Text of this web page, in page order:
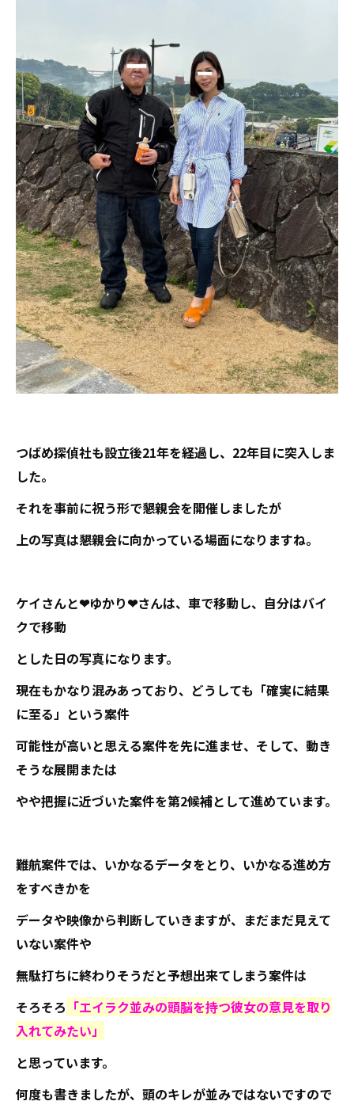
つばめ探偵社も設立後21年を経過し、22年目に突入しま
した。
それを事前に祝う形で懇親会を開催しましたが
上の写真は懇親会に向かっている場面になりますね。
ケイさんと❤ゆかり❤さんは、車で移動し、自分はバイ
クで移動
とした日の写真になります。
現在もかなり混みあっており、どうしても「確実に結果
に至る」という案件
可能性が高いと思える案件を先に進ませ、そして、動き
そうな展開または
やや把握に近づいた案件を第2候補として進めています。
難航案件では、いかなるデータをとり、いかなる進め方
をすべきかを
データや映像から判断していきますが、まだまだ見えて
いない案件や
無駄打ちに終わりそうだと予想出来てしまう案件は
そろそろ 「エイラク並みの頭脳を持つ彼女の意見を取り
入れてみたい」
と思っています。
何度も書きましたが、頭のキレが並みではないですので